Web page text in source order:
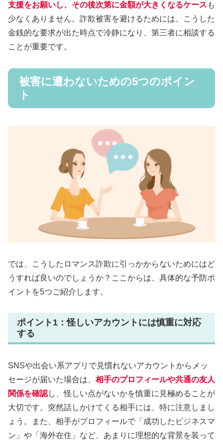
支援をお願いし、その後次第に金額が大きくなるケース も
少なくありません。詐欺被害を避けるためには、こうした
金銭的な要求が出た時点で冷静になり、第三者に相談する
ことが重要です。
被害に遭わないための5つのポイン
ト
では、こうしたロマンス詐欺に引っかからないためにはど
うすれば良いのでしょうか？ここからは、具体的な予防ポ
イントを5つご紹介します。
ポイント1：怪しいアカウントには慎重に対応
する
SNSや出会い系アプリで見慣れないアカウントからメッ
セージが届いた場合は、 相手のプロフィールや共通の友人
関係を確認し、怪しい点がないかを慎重に見極めることが
大切です。突然話しかけてくる相手には、特に注意しまし
ょう。また、相手がプロフィールで「成功したビジネスマ
ン」や「海外在住」など、あまりに理想的な背景を装って